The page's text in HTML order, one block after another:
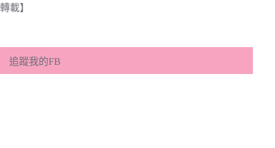
轉載】
追蹤我的FB